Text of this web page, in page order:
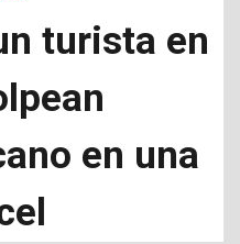
turista en
en una